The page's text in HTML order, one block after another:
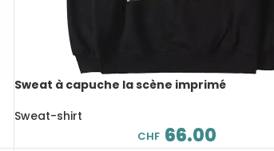
Sweat à capuche la scène imprimé
Sweat-shirt
CHF 66.00